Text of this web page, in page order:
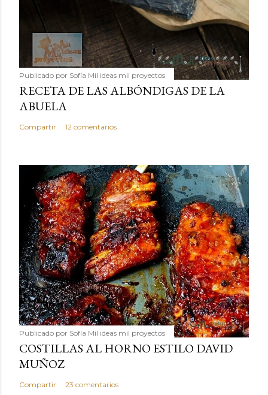
Publicado por Sofía Mil ideas mil proyectos
RECETA DE LAS ALBÓNDIGAS DE LA
ABUELA
Compartir 12 comentarios
Publicado por Sofía Mil ideas mil proyectos
COSTILLAS AL HORNO ESTILO DAVID
MUÑOZ
Compartir 23 comentarios